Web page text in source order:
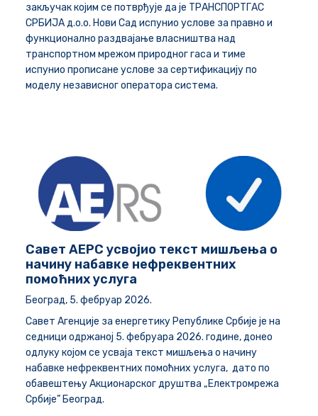
закључак којим се потврђује да је ТРАНСПОРТГАС
СРБИЈА д.о.о. Нови Сад испунио услове за правно и
функционално раздвајање власништва над
транспортном мрежом природног гаса и тиме
испунио прописане услове за сертификацију по
моделу независног оператора система.
Савет АЕРС усвојио текст мишљења о
начину набавке нефреквентних
помоћних услуга
Београд, 5. фебруар 2026.
Савет Агенције за енергетику Републике Србије је на
седници одржаној 5. фебруара 2026. године, донео
одлуку којом се усваја текст мишљења о начину
набавке нефреквентних помоћних услуга, дато по
обавештењу Акционарског друштва „Електромрежа
Србије” Београд.